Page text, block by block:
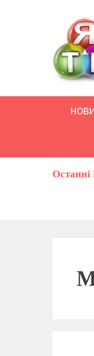
Квітень 29,
Як